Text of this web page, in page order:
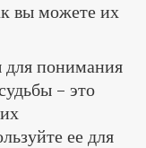
вы можете их
для понимания
– это
ее для